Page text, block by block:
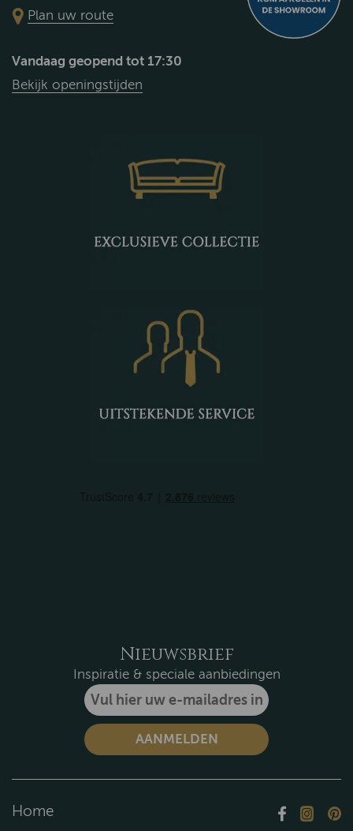
Plan uw route
Vandaag geopend tot 17:30
Bekijk openingstijden
Nieuwsbrief
Inspiratie & speciale aanbiedingen
Home